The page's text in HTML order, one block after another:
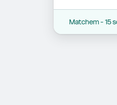
Matchem - 15